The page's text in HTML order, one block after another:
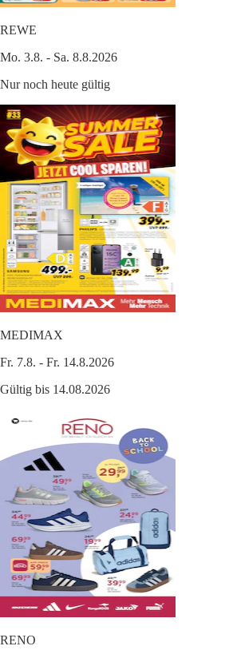
REWE
Mo. 3.8. - Sa. 8.8.2026
Nur noch heute gültig
MEDIMAX
Fr. 7.8. - Fr. 14.8.2026
Gültig bis 14.08.2026
RENO